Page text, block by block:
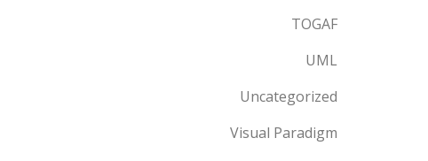
TOGAF
UML
Uncategorized
Visual Paradigm